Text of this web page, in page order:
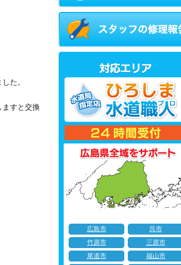
た。
ますと交換
広島市
呉市
竹原市
三原市
尾道市
福山市